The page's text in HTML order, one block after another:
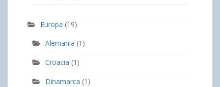
Europa (19)
Alemania (1)
Croacia (1)
Dinamarca (1)